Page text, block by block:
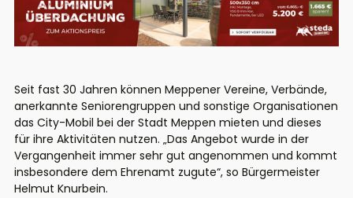
Seit fast 30 Jahren können Meppener Vereine, Verbände,
anerkannte Seniorengruppen und sonstige Organisationen
das City-Mobil bei der Stadt Meppen mieten und dieses
für ihre Aktivitäten nutzen. „Das Angebot wurde in der
Vergangenheit immer sehr gut angenommen und kommt
insbesondere dem Ehrenamt zugute“, so Bürgermeister
Helmut Knurbein.